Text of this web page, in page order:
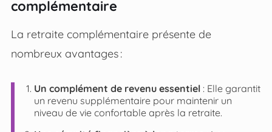
complémentaire
La retraite complémentaire présente de
nombreux avantages :
Un complément de revenu essentiel: Elle garantit
un revenu supplémentaire pour maintenir un
niveau de vie confortable après la retraite.